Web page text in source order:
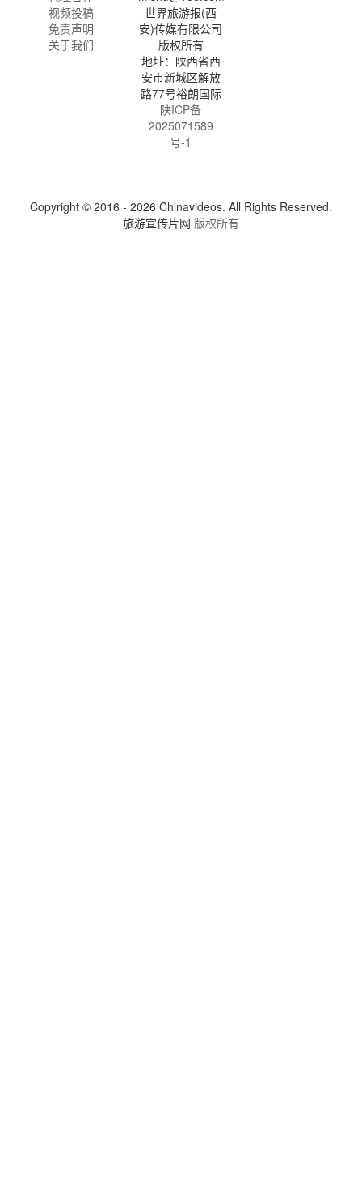
视频投稿
免责声明
关于我们
世界旅游报(西
安)传媒有限公司
版权所有
地址：陕西省西
安市新城区解放
路77号裕朗国际
陕ICP备
2025071589
号-1
Copyright © 2016 - 2026 Chinavideos. All Rights Reserved.
旅游宣传片网 版权所有